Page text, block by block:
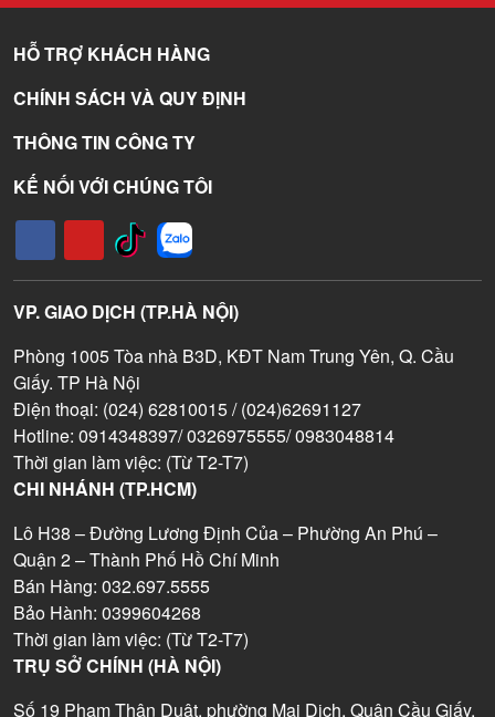
HỖ TRỢ KHÁCH HÀNG
CHÍNH SÁCH VÀ QUY ĐỊNH
THÔNG TIN CÔNG TY
KẾ NỐI VỚI CHÚNG TÔI
VP. GIAO DỊCH (TP.HÀ NỘI)
Phòng 1005 Tòa nhà B3D, KĐT Nam Trung Yên, Q. Cầu
Giấy. TP Hà Nội
Điện thoại: (024) 62810015 / (024)62691127
Hotline: 0914348397/ 0326975555/ 0983048814
Thời gian làm việc: (Từ T2-T7)
CHI NHÁNH (TP.HCM)
Lô H38 – Đường Lương Định Của – Phường An Phú –
Quận 2 – Thành Phố Hồ Chí Minh
Bán Hàng: 032.697.5555
Bảo Hành: 0399604268
Thời gian làm việc: (Từ T2-T7)
TRỤ SỞ CHÍNH (HÀ NỘI)
Số 19 Phạm Thận Duật, phường Mai Dịch, Quận Cầu Giấy,